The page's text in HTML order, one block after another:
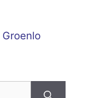
Groenlo